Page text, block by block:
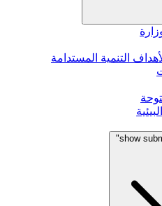
التنمية المستدامة
show